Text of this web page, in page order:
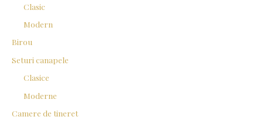
Clasic
Modern
Birou
Seturi canapele
Clasice
Moderne
Camere de tineret